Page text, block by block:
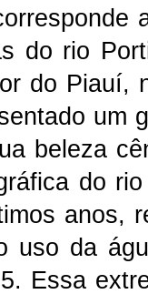
do rio
do Piauí,
um
beleza
do
anos,
uso da
Essa